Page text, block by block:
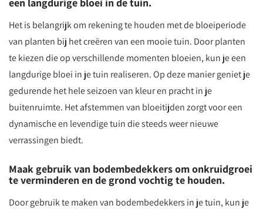
Het is belangrijk om rekening te houden met de bloeiperiode
van planten bij het creëren van een mooie tuin. Door planten
te kiezen die op verschillende momenten bloeien, kun je een
langdurige bloei in je tuin realiseren. Op deze manier geniet je
gedurende het hele seizoen van kleur en pracht in je
buitenruimte. Het afstemmen van bloeitijden zorgt voor een
dynamische en levendige tuin die steeds weer nieuwe
verrassingen biedt.
Maak gebruik van bodembedekkers om onkruidgroei
te verminderen en de grond vochtig te houden.
Door gebruik te maken van bodembedekkers in je tuin, kun je